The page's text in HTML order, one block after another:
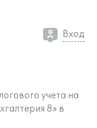
Вход
учета на
8» в